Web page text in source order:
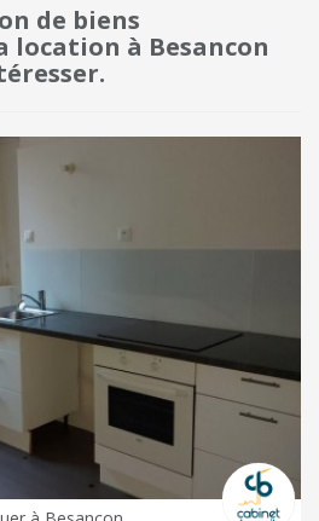
de biens
location à Besancon